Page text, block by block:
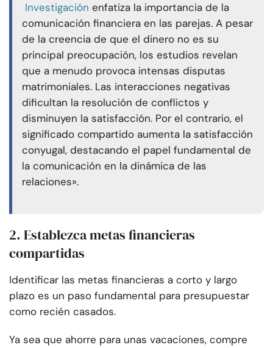
Investigación enfatiza la importancia de la
comunicación financiera en las parejas. A pesar
de la creencia de que el dinero no es su
principal preocupación, los estudios revelan
que a menudo provoca intensas disputas
matrimoniales. Las interacciones negativas
dificultan la resolución de conflictos y
disminuyen la satisfacción. Por el contrario, el
significado compartido aumenta la satisfacción
conyugal, destacando el papel fundamental de
la comunicación en la dinámica de las
relaciones».
2. Establezca metas financieras
compartidas
Identificar las metas financieras a corto y largo
plazo es un paso fundamental para presupuestar
como recién casados.
Ya sea que ahorre para unas vacaciones, compre